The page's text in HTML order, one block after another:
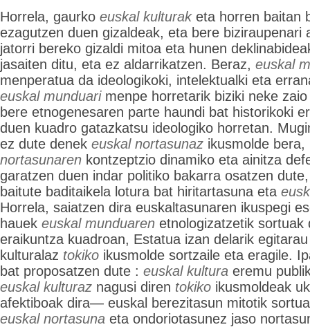
Horrela, gaurko euskal kulturaketa horren baitan
ezagutzen duen gizaldeak, eta bere biziraupenari
jatorri bereko gizaldi mitoa eta hunen
jasaiten ditu, eta ez aldarrikatzen. Beraz, euskal
menperatua da ideologikoki, intelektualki eta
euskal munduari menpe horretarik biziki neke
bere etnogenesaren parte haundi bat historikoki
duen kuadro gatazkatsu ideologiko horretan.
ez dute denek euskal nortasunaz ikusmolde bera,
nortasunaren kontzeptzio dinamiko eta ainitza
garatzen duen indar politiko bakarra osatzen
baitute baditaikela lotura bat hiritartasuna eta
Horrela, saiatzen dira euskaltasunaren ikuspegi
hauek euskal munduaren etnologizatzetik sortuak
eraikuntza kuadroan, Estatua izan delarik
kulturalaz tokiko ikusmolde sortzaile eta eragile.
bat proposatzen dute : euskal kultura eremu
euskal kulturaz nagusi diren tokiko ikusmoldeak
afektiboak dira— euskal berezitasun mitotik
euskal nortasuna eta ondoriotasunez jaso